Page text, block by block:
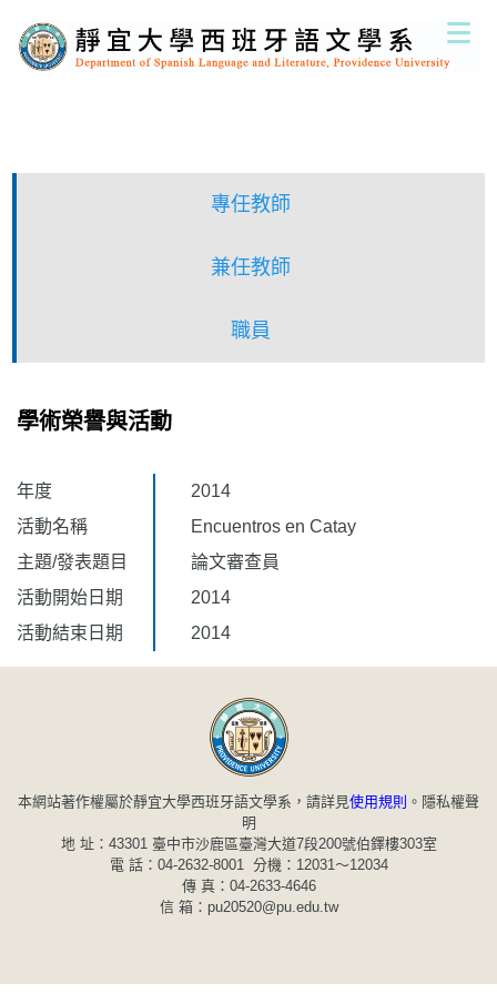
到
主
專任教師
兼任教師
職員
學術榮譽與活動
年度
2014
活動名稱
Encuentros en Catay
主題/發表題目
論文審查員
活動開始日期
2014
活動結束日期
2014
本網站著作權屬於靜宜大學西班牙語文學系，請詳見使用規則 。 隱私權聲
明
地 址：43301 臺中市沙鹿區臺灣大道7段200號伯鐸樓303室
電 話：04-2632-8001 分機：12031～12034
傳 真：04-2633-4646
信 箱：pu20520@pu.edu.tw